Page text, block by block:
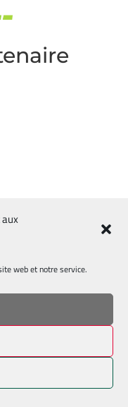
web et notre service.